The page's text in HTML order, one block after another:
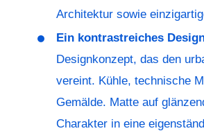
Architektur sowie
Ein kontrastreiches
Designkonzept, das den
vereint. Kühle, technische
Gemälde. Matte auf
Charakter in eine